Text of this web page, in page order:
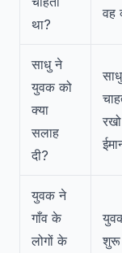
था?
वह
साधु ने
युवक को
क्या
सलाह
दी?
युवक ने
गाँव के
लोगों के
शुरू